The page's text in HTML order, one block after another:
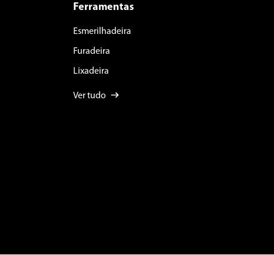
Ferramentas
Esmerilhadeira
Furadeira
Lixadeira
Ver tudo